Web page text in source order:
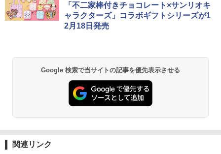
「不二家棒付きチョコレート×サンリオキ
ャラクターズ」コラボギフトシリーズが1
2月18日発売
Google 検索で当サイトの記事を優先表示させる
関連リンク